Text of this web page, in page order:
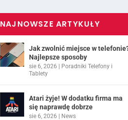
NAJNOWSZE ARTYKUŁY
Jak zwolnić miejsce w
Najlepsze sposoby
sie 6, 2026 | Poradniki Telefony i
Tablety
Atari żyje! W dodatku firma ma
się naprawdę dobrze
sie 6, 2026 | News